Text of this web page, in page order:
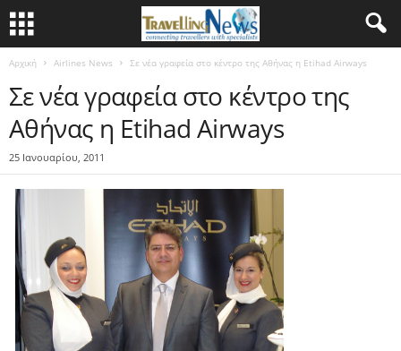
Αρχική Airlines News Σε νέα γραφεία στο κέντρο της Αθήνας η Εtihad Airways
Σε νέα γραφεία στο κέντρο της
Αθήνας η Εtihad Airways
25 Ιανουαρίου, 2011